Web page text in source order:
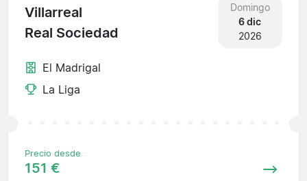
Villarreal
Real Sociedad
Domingo
6 dic
2026
El Madrigal
La Liga
Precio desde
151 €